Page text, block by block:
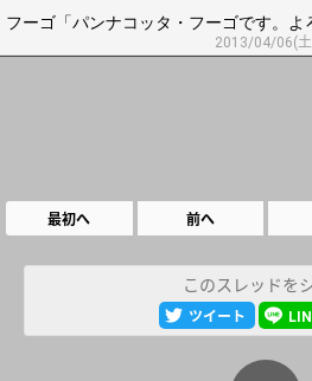
フーゴ「パンナコッタ・フーゴです。よ
2013/04/06(
最初へ 前へ
このスレッドを
ツイート